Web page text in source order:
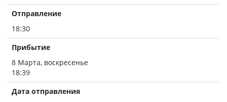
Отправление
18:30
Прибытие
8 Марта, воскресенье
18:39
Дата отправления